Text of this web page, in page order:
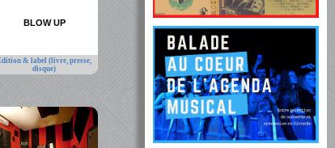
BLOW UP
& label (livre, presse,
disque)